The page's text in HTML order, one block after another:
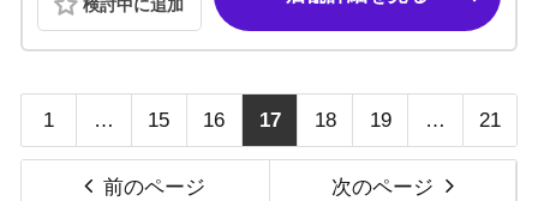
検討中に追加
1 … 15 16 17 18 19 … 21
前のページ 次のページ